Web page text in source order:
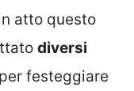
atto questo
diversi
per festeggiare